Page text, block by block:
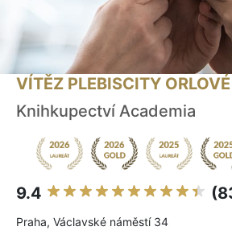
VÍTĚZ PLEBISCITY ORLOVÉ
Knihkupectví Academia
9.4
Praha, Václavské náměstí 34